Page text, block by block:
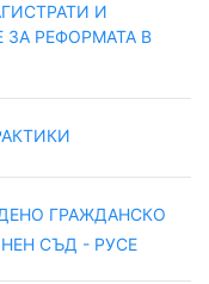
И
РЕФОРМАТА В
ГРАЖДАНСКО
СЪД - РУСЕ